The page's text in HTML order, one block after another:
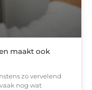
maakt ook
zo vervelend
nog wat